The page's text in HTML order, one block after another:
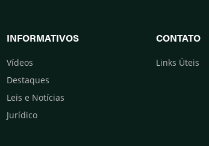
INFORMATIVOS
Vídeos
Destaques
Leis e Notícias
Jurídico
CONTATO
Links Úteis